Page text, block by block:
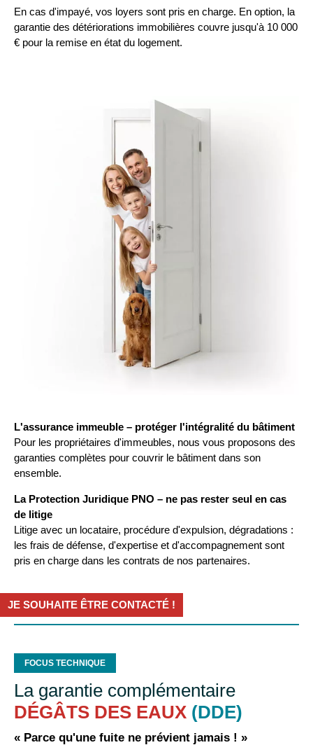
En cas d'impayé, vos loyers sont pris en charge. En option, la
garantie des détériorations immobilières couvre jusqu'à 10 000
€ pour la remise en état du logement.
L'assurance immeuble – protéger l'intégralité du bâtiment
Pour les propriétaires d'immeubles, nous vous proposons des
garanties complètes pour couvrir le bâtiment dans son
ensemble.
La Protection Juridique PNO – ne pas rester seul en cas
de litige
Litige avec un locataire, procédure d'expulsion, dégradations :
les frais de défense, d'expertise et d'accompagnement sont
pris en charge dans les contrats de nos partenaires.
JE SOUHAITE ÊTRE CONTACTÉ !
FOCUS TECHNIQUE
La garantie complémentaire
DÉGÂTS DES EAUX (DDE)
« Parce qu'une fuite ne prévient jamais ! »